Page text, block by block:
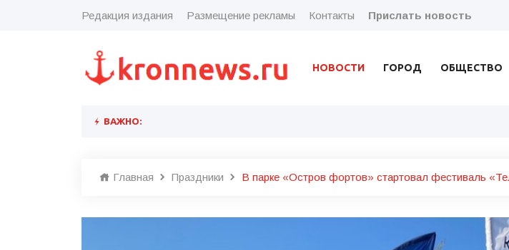
Редакция издания Размещение рекламы Контакты Прислать новость
НОВОСТИ ГОРОД ОБЩЕСТВО
ВАЖНО:
Главная Праздники В парке «Остров фортов» стартовал фестиваль